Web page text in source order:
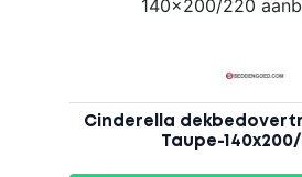
Cinderella
Taupe-